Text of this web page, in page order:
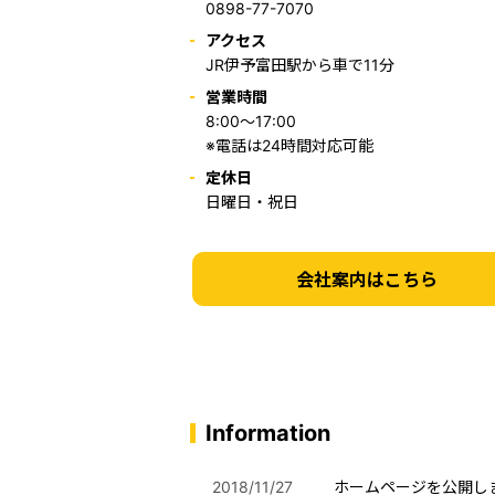
0898-77-7070
アクセス
JR伊予富田駅から車で11分
営業時間
8:00～17:00
※電話は24時間対応可能
定休日
日曜日・祝日
会社案内はこちら
Information
2018/11/27 ホームページを公開し